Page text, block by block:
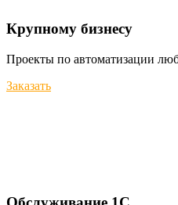
Крупному бизнесу
Проекты по автоматизации
Заказать